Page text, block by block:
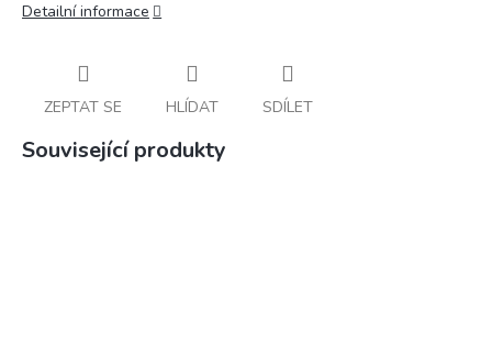
Detailní informace
ZEPTAT SE HLÍDAT SDÍLET
Související produkty